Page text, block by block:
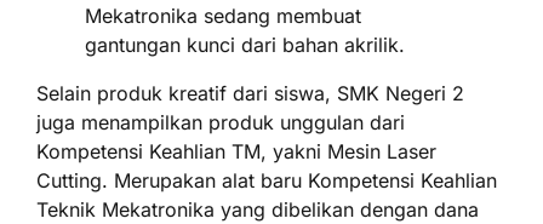
Mekatronika sedang membuat
gantungan kunci dari bahan akrilik.
Selain produk kreatif dari siswa, SMK Negeri 2
juga menampilkan produk unggulan dari
Kompetensi Keahlian TM, yakni Mesin Laser
Cutting. Merupakan alat baru Kompetensi Keahlian
Teknik Mekatronika yang dibelikan dengan dana